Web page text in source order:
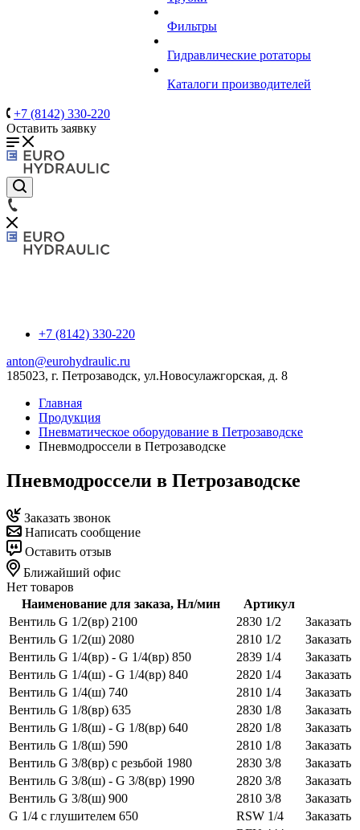
Фильтры
Гидравлические ротаторы
Каталоги производителей
+7 (8142) 330-220
Оставить заявку
+7 (8142) 330-220
anton@eurohydraulic.ru
185023, г. Петрозаводск, ул.Новосулажгорская, д. 8
Главная
Продукция
Пневматическое оборудование в Петрозаводске
Пневмодроссели в Петрозаводске
Пневмодроссели в Петрозаводске
Заказать звонок
Написать сообщение
Оставить отзыв
Ближайший офис
Нет товаров
Наименование для заказа, Нл/мин
Артикул
Вентиль G 1/2(вр) 2100
2830 1/2
Заказать
Вентиль G 1/2(ш) 2080
2810 1/2
Заказать
Вентиль G 1/4(вр) - G 1/4(вр) 850
2839 1/4
Заказать
Вентиль G 1/4(ш) - G 1/4(вр) 840
2820 1/4
Заказать
Вентиль G 1/4(ш) 740
2810 1/4
Заказать
Вентиль G 1/8(вр) 635
2830 1/8
Заказать
Вентиль G 1/8(ш) - G 1/8(вр) 640
2820 1/8
Заказать
Вентиль G 1/8(ш) 590
2810 1/8
Заказать
Вентиль G 3/8(вр) с резьбой 1980
2830 3/8
Заказать
Вентиль G 3/8(ш) - G 3/8(вр) 1990
2820 3/8
Заказать
Вентиль G 3/8(ш) 900
2810 3/8
Заказать
G 1/4 с глушителем 650
RSW 1/4
Заказать